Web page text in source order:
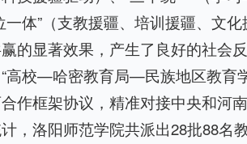
一体”（支教援疆、培训援疆、文
的显著效果，产生了良好的社会
高校—哈密教育局—民族地区教育
作框架协议，精准对接中央和河
，洛阳师范学院共派出28批88名